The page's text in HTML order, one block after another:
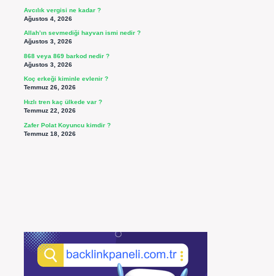
Avcılık vergisi ne kadar ?
Ağustos 4, 2026
Allah’ın sevmediği hayvan ismi nedir ?
Ağustos 3, 2026
868 veya 869 barkod nedir ?
Ağustos 3, 2026
Koç erkeği kiminle evlenir ?
Temmuz 26, 2026
Hızlı tren kaç ülkede var ?
Temmuz 22, 2026
Zafer Polat Koyuncu kimdir ?
Temmuz 18, 2026